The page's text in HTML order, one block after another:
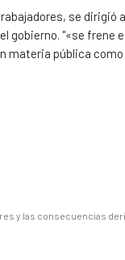
se
"«se frene
pública como
y las consecuencias